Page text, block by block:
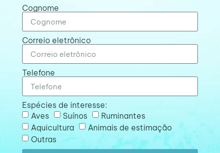
Cognome
Correio eletrônico
Telefone
Espécies de interesse:
Aves
Suínos
Ruminantes
Aquicultura
Animais de estimação
Outras